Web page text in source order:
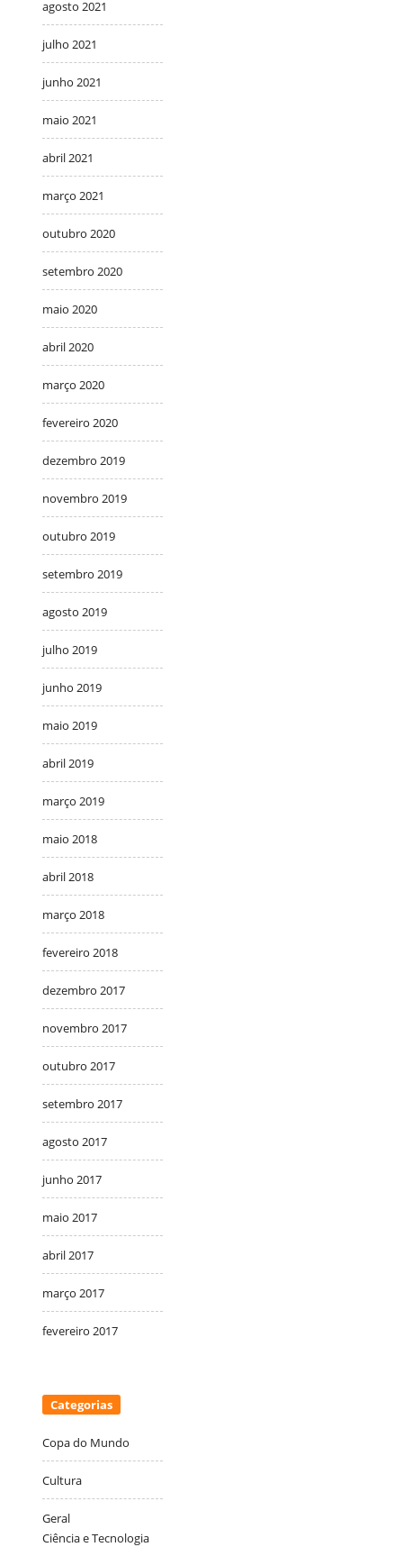
agosto 2021
julho 2021
junho 2021
maio 2021
abril 2021
março 2021
outubro 2020
setembro 2020
maio 2020
abril 2020
março 2020
fevereiro 2020
dezembro 2019
novembro 2019
outubro 2019
setembro 2019
agosto 2019
julho 2019
junho 2019
maio 2019
abril 2019
março 2019
maio 2018
abril 2018
março 2018
fevereiro 2018
dezembro 2017
novembro 2017
outubro 2017
setembro 2017
agosto 2017
junho 2017
maio 2017
abril 2017
março 2017
fevereiro 2017
Categorias
Copa do Mundo
Cultura
Geral
Ciência e Tecnologia